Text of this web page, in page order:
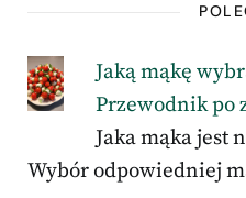
Jaką mąkę
Przewodnik po
Jaka mąka jest
Wybór odpowiedniej